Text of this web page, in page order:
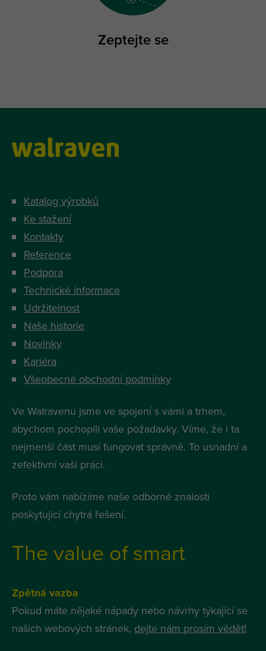
Zeptejte se
Katalog výrobků
Ke stažení
Kontakty
Reference
Podpora
Technické informace
Udržitelnost
Naše historie
Novinky
Kariéra
Všeobecné obchodní podmínky
Ve Walravenu jsme ve spojení s vámi a trhem,
abychom pochopili vaše požadavky. Víme, že i ta
nejmenší část musí fungovat správně. To usnadní a
zefektivní vaši práci.
Proto vám nabízíme naše odborné znalosti
poskytující chytrá řešení.
The value of smart
Zpětná vazba
Pokud máte nějaké nápady nebo návrhy týkající se
našich webových stránek, dejte nám prosím vědět!